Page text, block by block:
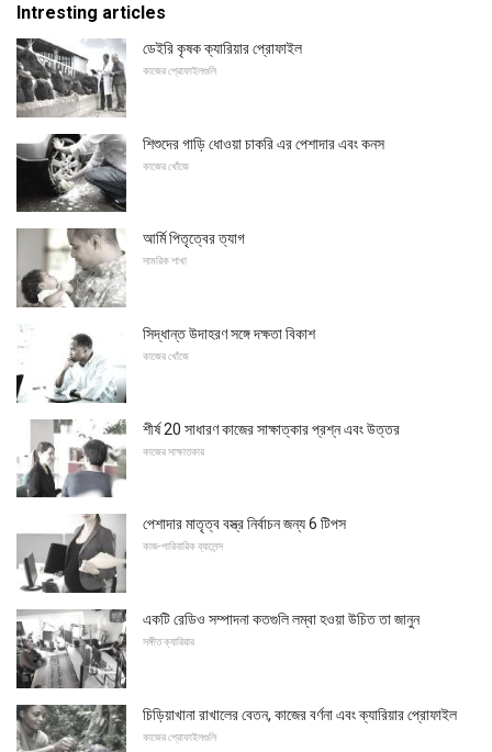
Intresting articles
ডেইরি কৃষক ক্যারিয়ার প্রোফাইল
কাজের প্রোফাইলগুলি
শিশুদের গাড়ি ধোওয়া চাকরি এর পেশাদার এবং কনস
কাজের খোঁজে
আর্মি পিতৃত্বের ত্যাগ
সামরিক শাখা
সিদ্ধান্ত উদাহরণ সঙ্গে দক্ষতা বিকাশ
কাজের খোঁজে
শীর্ষ 20 সাধারণ কাজের সাক্ষাত্কার প্রশ্ন এবং উত্তর
কাজের সাক্ষাতকার
পেশাদার মাতৃত্ব বস্ত্র নির্বাচন জন্য 6 টিপস
কাজ-পারিবারিক ব্যালেন্স
একটি রেডিও সম্পাদনা কতগুলি লম্বা হওয়া উচিত তা জানুন
সঙ্গীত ক্যারিয়ার
চিড়িয়াখানা রাখালের বেতন, কাজের বর্ণনা এবং ক্যারিয়ার প্রোফাইল
কাজের প্রোফাইলগুলি